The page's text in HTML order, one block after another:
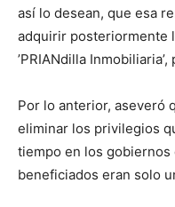
así lo desean, que esa
adquirir posteriormente
’PRIANdilla
Por lo anterior, aseveró
eliminar los privilegios
tiempo en los
beneficiados eran solo